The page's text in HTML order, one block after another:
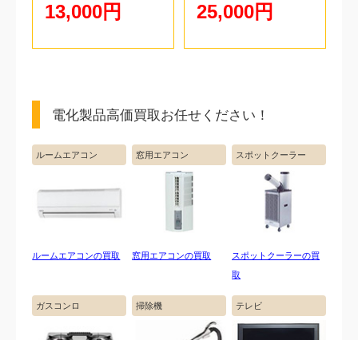
13,000円 25,000円
電化製品高価買取お任せください！
ルームエアコン
ルームエアコンの買取
窓用エアコン
窓用エアコンの買取
スポットクーラー
スポットクーラーの買
取
ガスコンロ 掃除機 テレビ